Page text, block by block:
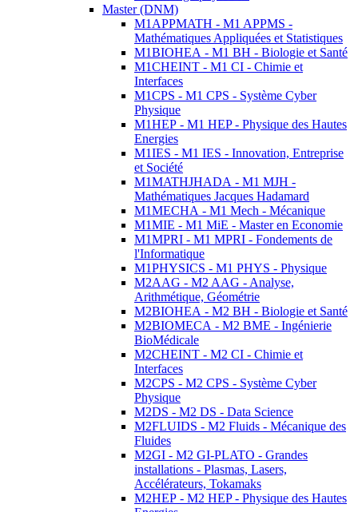
Master (DNM)
M1APPMATH - M1 APPMS -
Mathématiques Appliquées et Statistiques
M1BIOHEA - M1 BH - Biologie et Santé
M1CHEINT - M1 CI - Chimie et
Interfaces
M1CPS - M1 CPS - Système Cyber
Physique
M1HEP - M1 HEP - Physique des Hautes
Energies
M1IES - M1 IES - Innovation, Entreprise
et Société
M1MATHJHADA - M1 MJH -
Mathématiques Jacques Hadamard
M1MECHA - M1 Mech - Mécanique
M1MIE - M1 MiE - Master en Economie
M1MPRI - M1 MPRI - Fondements de
l'Informatique
M1PHYSICS - M1 PHYS - Physique
M2AAG - M2 AAG - Analyse,
Arithmétique, Géométrie
M2BIOHEA - M2 BH - Biologie et Santé
M2BIOMECA - M2 BME - Ingénierie
BioMédicale
M2CHEINT - M2 CI - Chimie et
Interfaces
M2CPS - M2 CPS - Système Cyber
Physique
M2DS - M2 DS - Data Science
M2FLUIDS - M2 Fluids - Mécanique des
Fluides
M2GI - M2 GI-PLATO - Grandes
installations - Plasmas, Lasers,
Accélérateurs, Tokamaks
M2HEP - M2 HEP - Physique des Hautes